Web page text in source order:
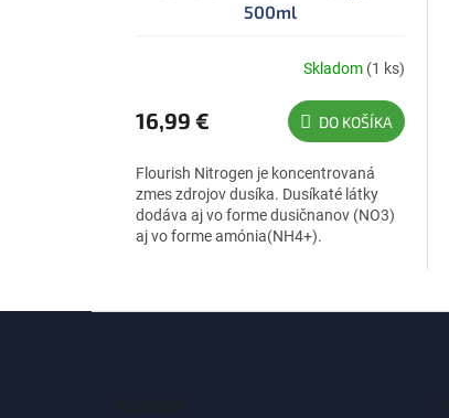
500ml
Skladom (1 ks)
16,99 € DO KOŠÍKA
Flourish Nitrogen je koncentrovaná
zmes zdrojov dusíka. Dusíkaté látky
dodáva aj vo forme dusičnanov (NO3)
aj vo forme amónia(NH4+).